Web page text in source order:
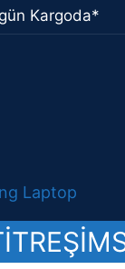
Kargoda*
Laptop